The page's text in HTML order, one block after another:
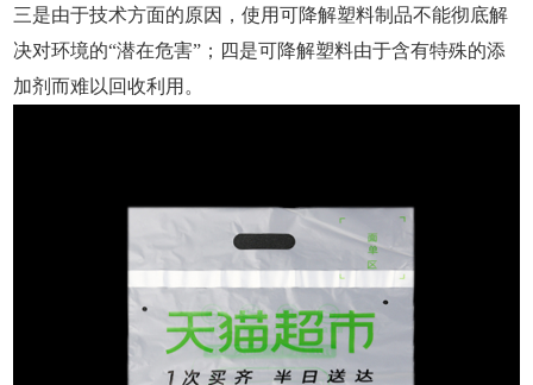
三是由于技术方面的原因，使用可降解塑料制品不能彻底解
决对环境的“潜在危害”；四是可降解塑料由于含有特殊的添
加剂而难以回收利用。